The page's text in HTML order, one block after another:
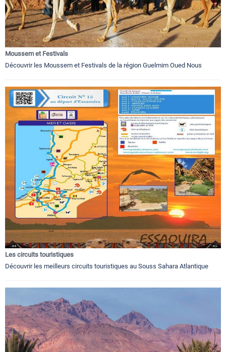
Moussem et Festivals
Découvrir les Moussem et Festivals de la région Guelmim Oued Nous
Les circuits touristiques
Découvrir les meilleurs circuits touristiques au Souss Sahara Atlantique